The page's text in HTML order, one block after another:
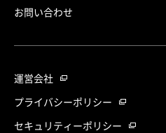
お問い合わせ
運営会社
プライバシーポリシー
セキュリティーポリシー